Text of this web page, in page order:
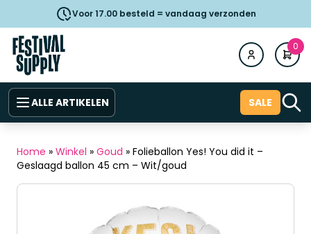
Voor 17.00 besteld = vandaag verzonden
0
ALLE ARTIKELEN SALE
Home » Winkel » Goud » Folieballon Yes! You did it –
Geslaagd ballon 45 cm – Wit/goud